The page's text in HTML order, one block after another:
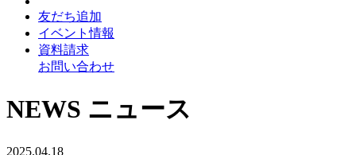
友だち追加
イベント情報
資料請求
お問い合わせ
NEWS ニュース
2025.04.18